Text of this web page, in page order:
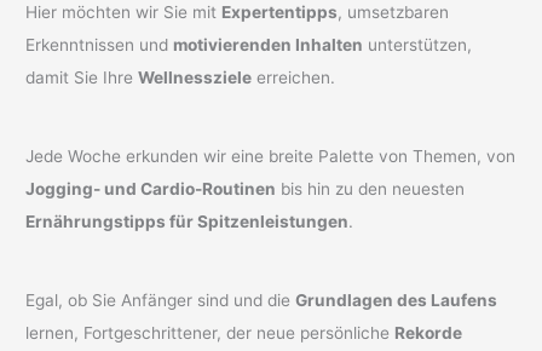
Hier möchten wir Sie mit Expertentipps, umsetzbaren
Erkenntnissen und motivierenden Inhalten unterstützen,
damit Sie IhreWellnessziele erreichen.
Jede Woche erkunden wir eine breite Palette von Themen, von
Jogging- und Cardio-Routinen bis hin zu den neuesten
Ernährungstipps für Spitzenleistungen.
Egal, ob Sie Anfänger sind und dieGrundlagen des Laufens
lernen, Fortgeschrittener, der neue persönliche Rekorde